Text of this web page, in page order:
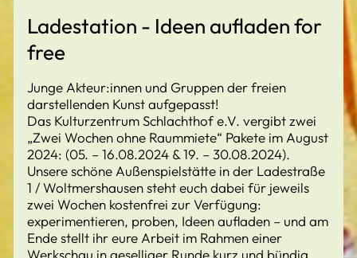
Ladestation - Ideen aufladen for
free
Junge Akteur:innen und Gruppen der freien
darstellenden Kunst aufgepasst!
Das Kulturzentrum Schlachthof e.V. vergibt zwei
„Zwei Wochen ohne Raummiete“ Pakete im August
2024: (05. – 16.08.2024 & 19. – 30.08.2024).
Unsere schöne Außenspielstätte in der Ladestraße
1 / Woltmershausen steht euch dabei für jeweils
zwei Wochen kostenfrei zur Verfügung:
experimentieren, proben, Ideen aufladen – und am
Ende stellt ihr eure Arbeit im Rahmen einer
Werkschau in geselliger Runde kurz und bündig